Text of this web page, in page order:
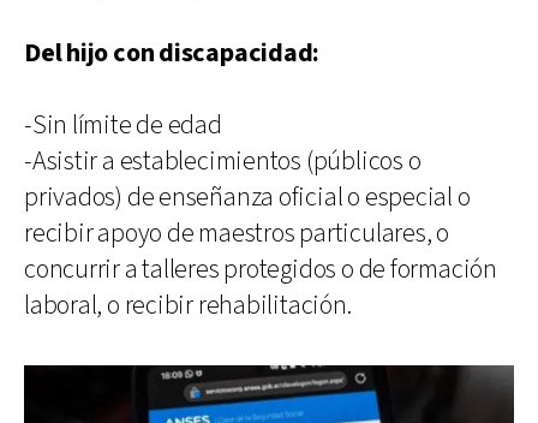
Del hijo con discapacidad:
-Sin límite de edad
-Asistir a establecimientos (públicos o
privados) de enseñanza oficial o especial o
recibir apoyo de maestros particulares, o
concurrir a talleres protegidos o de formación
laboral, o recibir rehabilitación.